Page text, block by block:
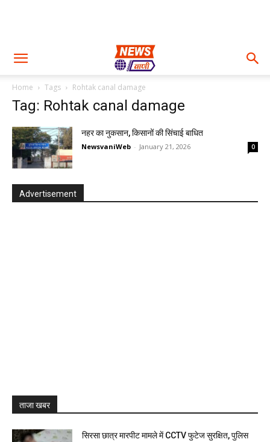
Home Tags Rohtak canal damage
Tag: Rohtak canal damage
नहर का नुकसान, किसानों की सिंचाई बाधित
NewsvaniWeb - January 21, 2026 0
Advertisement
ताजा खबर
सिरसा छात्र मारपीट मामले में CCTV फुटेज सुरक्षित, पुलिस